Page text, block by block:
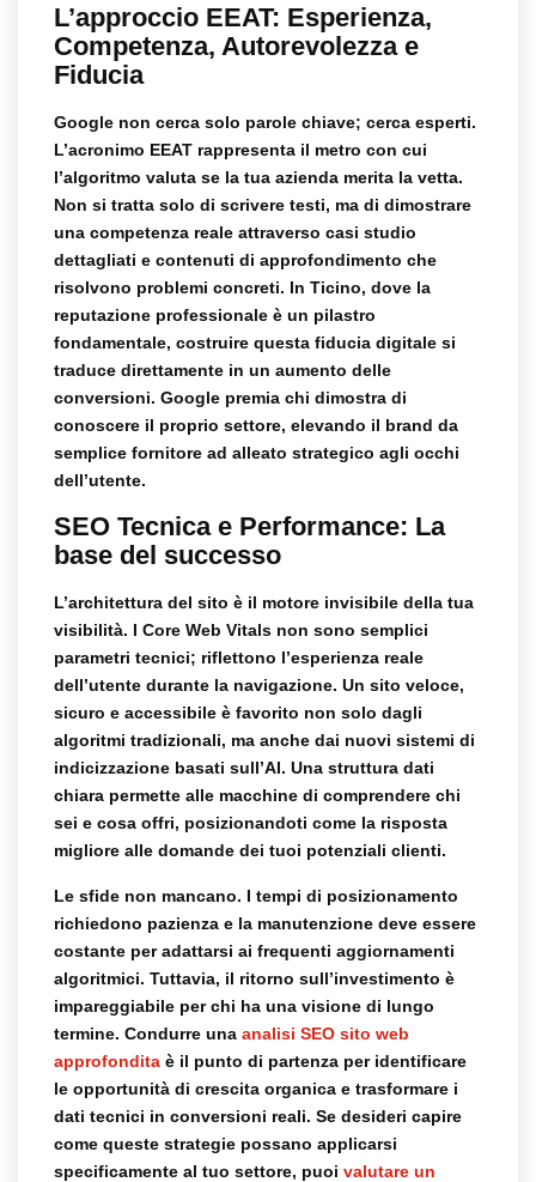
L’approccio EEAT: Esperienza,
Competenza, Autorevolezza e
Fiducia
Google non cerca solo parole chiave; cerca esperti.
L’acronimo EEAT rappresenta il metro con cui
l’algoritmo valuta se la tua azienda merita la vetta.
Non si tratta solo di scrivere testi, ma di dimostrare
una competenza reale attraverso casi studio
dettagliati e contenuti di approfondimento che
risolvono problemi concreti. In Ticino, dove la
reputazione professionale è un pilastro
fondamentale, costruire questa fiducia digitale si
traduce direttamente in un aumento delle
conversioni. Google premia chi dimostra di
conoscere il proprio settore, elevando il brand da
semplice fornitore ad alleato strategico agli occhi
dell’utente.
SEO Tecnica e Performance: La
base del successo
L’architettura del sito è il motore invisibile della tua
visibilità. I Core Web Vitals non sono semplici
parametri tecnici; riflettono l’esperienza reale
dell’utente durante la navigazione. Un sito veloce,
sicuro e accessibile è favorito non solo dagli
algoritmi tradizionali, ma anche dai nuovi sistemi di
indicizzazione basati sull’AI. Una struttura dati
chiara permette alle macchine di comprendere chi
sei e cosa offri, posizionandoti come la risposta
migliore alle domande dei tuoi potenziali clienti.
Le sfide non mancano. I tempi di posizionamento
richiedono pazienza e la manutenzione deve essere
costante per adattarsi ai frequenti aggiornamenti
algoritmici. Tuttavia, il ritorno sull’investimento è
impareggiabile per chi ha una visione di lungo
termine. Condurre una analisi SEO sito web
approfondita è il punto di partenza per identificare
le opportunità di crescita organica e trasformare i
dati tecnici in conversioni reali. Se desideri capire
come queste strategie possano applicarsi
specificamente al tuo settore, puoi valutare un